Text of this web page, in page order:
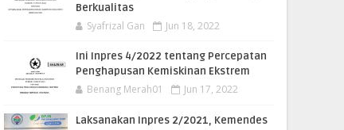
Berkualitas
Syafrizal Gan Jun 18, 2022
Ini Inpres 4/2022 tentang Percepatan
Penghapusan Kemiskinan Ekstrem
Benang Merah01 Jun 17, 2022
Laksanakan Inpres 2/2021, Kemendes